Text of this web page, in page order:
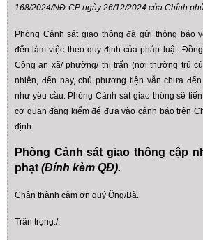
168/2024/NĐ-CP ngày 26/12/2024 của Chính
Phòng Cảnh sát giao thông đã gửi thông báo
đến làm việc theo quy định của pháp luật.
Công an xã/ phường/ thị trấn (nơi thường trú
nhiên, đến nay, chủ phương tiện vẫn chưa
như yêu cầu. Phòng Cảnh sát giao thông sẽ
cơ quan đăng kiểm để đưa vào cảnh báo trên
định.
Phòng Cảnh sát giao thông cập
phạt (Đính kèm QĐ).
Chân thành cảm ơn quý Ông/Bà.
Trân trọng./.